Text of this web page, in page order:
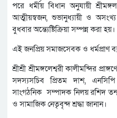
পরে ধর্মীয় বিধান অনুযায়ী
আত্মীয়স্বজন, শুভানুধ্যায়ী ও
বুধবার অন্ত্যেষ্টিক্রিয়া সম্পন্ন করা হয়।
এই জনপ্রিয় সমাজসেবক ও ধর্মপ্রাণ
শ্রীশ্রী শ্রীমঙ্গলেশ্বরী কালীমন্দির
সদস্যসচিব প্রিতম দাশ,
সাংগঠনিক সম্পাদক নিলয় রশিদ
ও সামাজিক নেতৃবৃন্দ শ্রদ্ধা জানান।